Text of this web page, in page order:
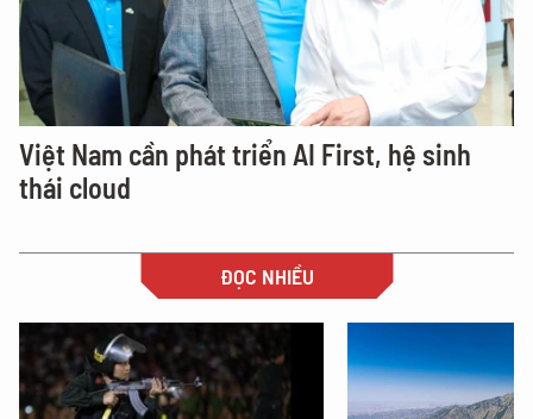
Việt Nam cần phát triển AI First, hệ sinh
thái cloud
ĐỌC NHIỀU